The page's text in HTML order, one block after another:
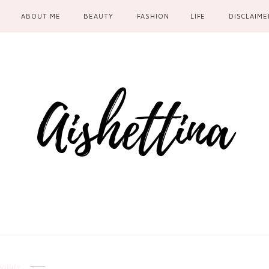
ABOUT ME BEAUTY FASHION LIFE